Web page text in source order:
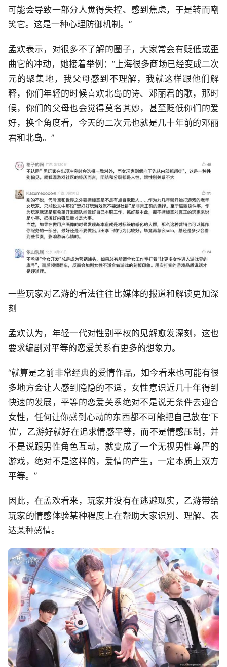
可能会导致一部分人觉得失控、感到焦虑，于是转而嘲
笑它。这是一种心理防御机制。”
孟欢表示，对很多不了解的圈子，大家常会有贬低或歪
曲它的冲动，她接着举例：“上海很多商场已经变成二次
元的聚集地，我父母感到不理解，我就这样跟他们解
释，你们年轻的时候喜欢北岛的诗、邓丽君的歌，那时
候，你们的父母也会觉得莫名其妙，甚至贬低你们的爱
好，换个角度看，今天的二次元也就是几十年前的邓丽
君和北岛。”
一些玩家对乙游的看法往往比媒体的报道和解读更加深
刻
孟欢认为，年轻一代对性别平权的见解愈发深刻，这也
要求编剧对平等的恋爱关系有更多的想象力。
“就算是之前非常经典的爱情作品，如今看来也可能有很
多地方会让人感到隐隐的不适，女性意识近几十年得到
快速的发展，平等的恋爱关系绝对不是说无条件去迎合
女性，任何让你感到心动的东西都不可能把自己放在‘下
位’，乙游好就好在追求情感平等，而不是情感压制，并
不是说跟男性角色互动，就变成了一个无视男性尊严的
游戏，绝对不是这样的，爱情的产生，一定本质上双方
平等。”
因此，在孟欢看来，玩家并没有在逃避现实，乙游带给
玩家的情感体验某种程度上在帮助大家识别、理解、表
达某种感情。